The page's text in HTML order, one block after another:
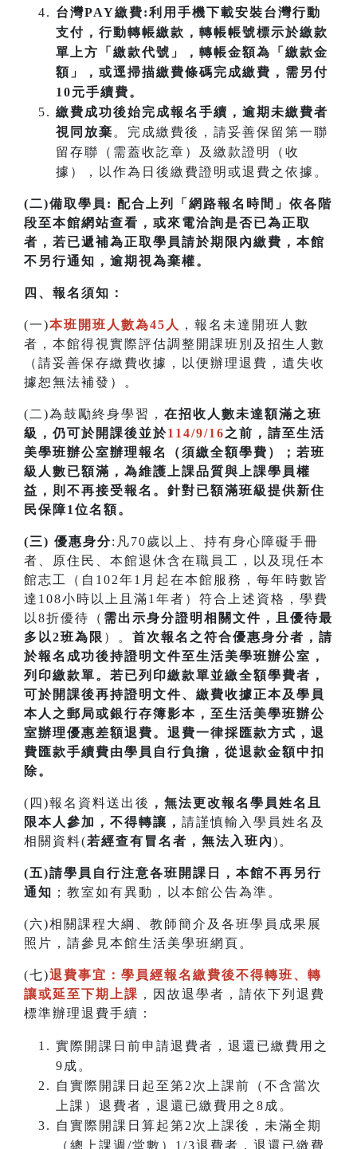
台灣PAY繳費:利用手機下載安裝台灣行動
支付，行動轉帳繳款，轉帳帳號標示於繳款
單上方「繳款代號」，轉帳金額為「繳款金
額」，或逕掃描繳費條碼完成繳費，需另付
10元手續費。
繳費成功後始完成報名手續，逾期未繳費者
視同放棄 。完成繳費後，請妥善保留第一聯
留存聯（需蓋收訖章）及繳款證明（收
據），以作為日後繳費證明或退費之依據。
(二)備取學員: 配合上列「網路報名時間」依各階
段至本館網站查看，或來電洽詢是否已為正取
者，若已遞補為正取學員請於期限內繳費，本館
不另行通知，逾期視為棄權。
四 、 報名須知：
(一)本班開班人數為45人
，報名未達開班人數
者，本館得視實際評估調整開課班別及招生人數
（請妥善保存繳費收據，以便辦理退費，遺失收
據恕無法補發）。
(二)為鼓勵終身學習， 在招收人數未達額滿之班
級，仍可於開課後並於114/9/16之前，請至生活
美學班辦公室辦理報名（須繳全額學費）；若班
級人數已額滿，為維護上課品質與上課學員權
益，則不再接受報名。針對已額滿班級提供新住
民保障1位名額。
(三) 優惠身分:凡70歲以上、持有身心障礙手冊
者、原住民、本館退休含在職員工，以及現任本
館志工（自102年1月起在本館服務，每年時數皆
達108小時以上且滿1年者）符合上述資格，學費
以8折優待（ 需出示身分證明相關文件，且優待最
多以2班為限 ）。 首次報名之符合優惠身分者，請
於報名成功後持證明文件至生活美學班辦公室，
列印繳款單。若已列印繳款單並繳全額學費者，
可於開課後再持證明文件、繳費收據正本及學員
本人之郵局或銀行存簿影本，至生活美學班辦公
室辦理優惠差額退費。 退費一律採匯款方式，退
費匯款手續費由學員自行負擔，從退款金額中扣
除。
(四)報名資料送出後 ，無法更改報名學員姓名且
限本人參加，不得轉讓， 請謹慎輸入學員姓名及
相關資料(若經查有冒名者，無法入班內)。
(五)請學員自行注意各班開課日，本館不再另行
通知 ；教室如有異動，以本館公告為準。
(六)相關課程大綱、教師簡介及各班學員成果展
照片，請參見本館生活美學班網頁。
(七)退費事宜：學員經報名繳費後不得轉班、 轉
讓或延至下期上課 ，因故退學者，請依下列退費
標準辦理退費手續：
實際開課日前申請退費者，退還已繳費用之
9成。
自實際開課日起至第2次上課前（不含當次
上課）退費者，退還已繳費用之8成。
自實際開課日算起第2次上課後，未滿全期
（總上課週/堂數）1/3退費者，退還已繳費